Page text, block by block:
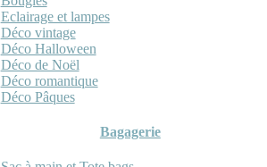
Eclairage et lampes
Déco vintage
Déco Halloween
Déco de Noël
Déco romantique
Déco Pâques
Bagagerie